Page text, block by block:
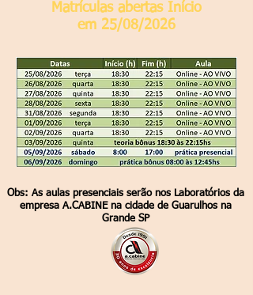
Matrículas abertas Início
em 25/08/2026
Obs: As aulas presenciais serão nos Laboratórios da
empresa A.CABINE na cidade de Guarulhos na
Grande SP